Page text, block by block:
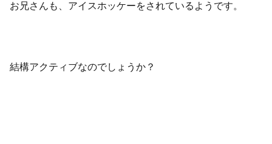
お兄さんも、アイスホッケーをされているようです。
結構アクティブなのでしょうか？